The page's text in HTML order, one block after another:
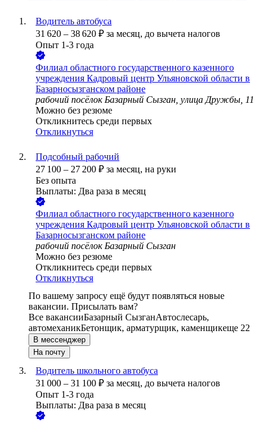
Водитель автобуса
31 620 – 38 620 ₽ за месяц, до вычета налогов
Опыт 1-3 года
Филиал областного государственного казенного
учреждения Кадровый центр Ульяновской области в
Базарносызганском районе
рабочий посёлок Базарный Сызган, улица Дружбы, 11
Можно без резюме
Откликнитесь среди первых
Откликнуться
Подсобный рабочий
27 100 – 27 200 ₽ за месяц, на руки
Без опыта
Выплаты: Два раза в месяц
Филиал областного государственного казенного
учреждения Кадровый центр Ульяновской области в
Базарносызганском районе
рабочий посёлок Базарный Сызган
Можно без резюме
Откликнитесь среди первых
Откликнуться
По вашему запросу ещё будут появляться новые
вакансии. Присылать вам?
Все вакансииБазарный СызганАвтослесарь,
автомеханикБетонщик, арматурщик, каменщикеще 22
В мессенджер
На почту
Водитель школьного автобуса
31 000 – 31 100 ₽ за месяц, до вычета налогов
Опыт 1-3 года
Выплаты: Два раза в месяц